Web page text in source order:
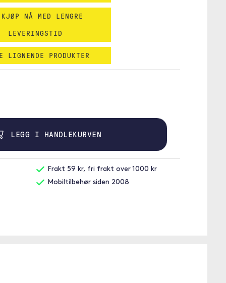
NÅ MED LENGRE
LEVERINGSTID
PRODUKTER
LEGG I HANDLEKURVEN
Frakt 59 kr, fri frakt over 1000 kr
Mobiltilbehør siden 2008